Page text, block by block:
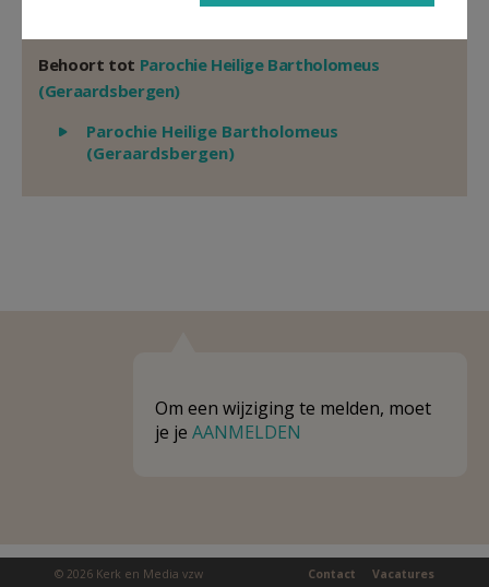
Behoort tot Parochie Heilige Bartholomeus
(Geraardsbergen)
Weergeven
Parochie Heilige Bartholomeus
(Geraardsbergen)
Om een wijziging te melden, moet
je je AANMELDEN
© 2026 Kerk en Media vzw Vacatures
Contact